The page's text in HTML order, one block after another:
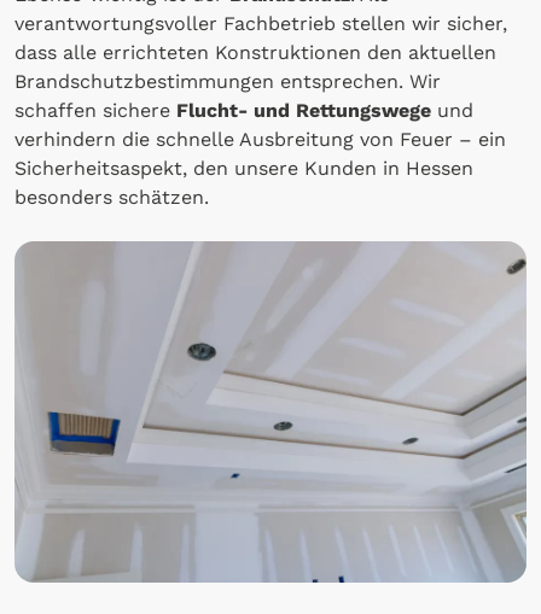
verantwortungsvoller Fachbetrieb stellen wir sicher,
dass alle errichteten Konstruktionen den aktuellen
Brandschutzbestimmungen entsprechen. Wir
schaffen sichere Flucht- und Rettungswege und
verhindern die schnelle Ausbreitung von Feuer – ein
Sicherheitsaspekt, den unsere Kunden in Hessen
besonders schätzen.